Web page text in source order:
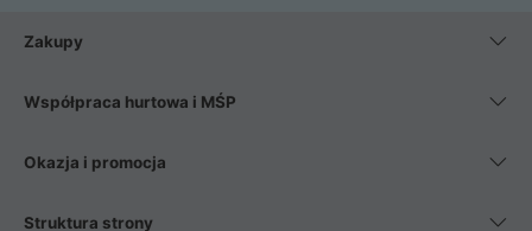
Zakupy
Współpraca hurtowa i MŚP
Okazja i promocja
Struktura strony